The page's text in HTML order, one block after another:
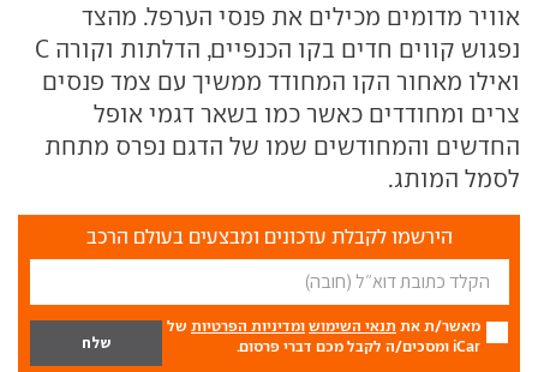
אוויר מדומים מכילים את פנסי הערפל. מהצד
נפגוש קווים חדים בקו הכנפיים, הדלתות וקורה C
ואילו מאחור הקו המחודד ממשיך עם צמד פנסים
צרים ומחודדים כאשר כמו בשאר דגמי אופל
החדשים והמחודשים שמו של הדגם נפרס מתחת
לסמל המותג.
הירשמו לקבלת עדכונים ומבצעים בעולם הרכב
מאשר/ת את תנאי השימוש ומדיניות הפרטיות של
iCar ומסכים/ה לקבל מכם דברי פרסום.